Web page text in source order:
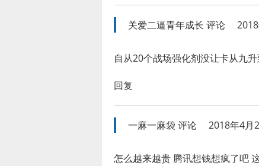
关爱二逼青年成长 评论
自从20个战场强化剂没让卡从九
回复
一麻一麻袋 评论 2018年4月
怎么越来越贵 腾讯想钱想疯了吧